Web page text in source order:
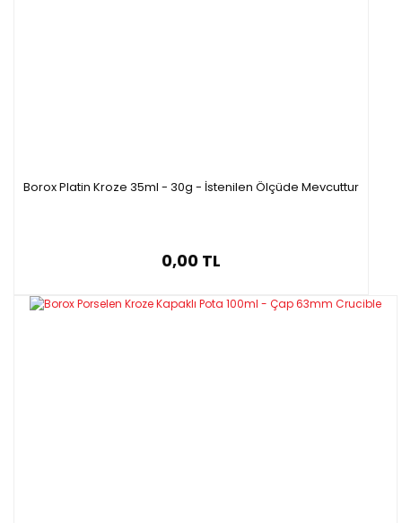
Borox Platin Kroze 35ml - 30g - İstenilen Ölçüde Mevcuttur
0,00 TL